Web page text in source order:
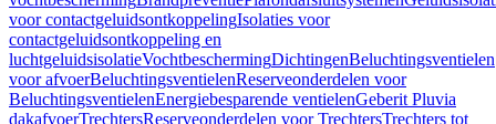
voor contactgeluidsontkoppelingIsolaties voor
contactgeluidsontkoppeling en
luchtgeluidsisolatieVochtbeschermingDichtingenBeluchtingsventielen
voor afvoerBeluchtingsventielenReserveonderdelen voor
BeluchtingsventielenEnergiebesparende ventielenGeberit Pluvia
dakafvoerTrechtersReserveonderdelen voor TrechtersTrechters tot